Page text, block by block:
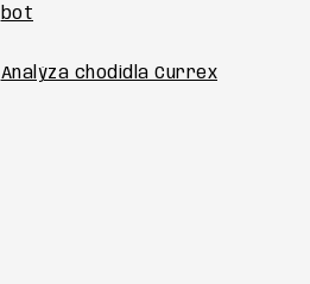
bot
Analýza chodidla Currex